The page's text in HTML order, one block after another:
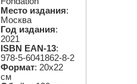
Место издания:
Москва
Год издания:
2021
ISBN EAN-13:
978-5-6041862-8-2
Формат: 20х22
см